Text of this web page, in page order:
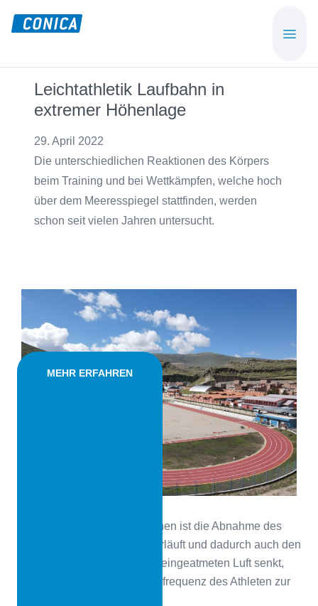
content
Functional
Flooring
Beläge
Leichtathletik Laufbahn in
extremer Höhenlage
29. April 2022
Die unterschiedlichen Reaktionen des Körpers
beim Training und bei Wettkämpfen, welche hoch
über dem Meeresspiegel stattfinden, werden
schon seit vielen Jahren untersucht.
MEHR ERFAHREN
Der Grund für diese Reaktionen ist die Abnahme des
Luftdrucks, die progressiv verläuft und dadurch auch den
Sauerstoffpartialdruck in der eingeatmeten Luft senkt,
was eine Erhöhung der Atemfrequenz des Athleten zur